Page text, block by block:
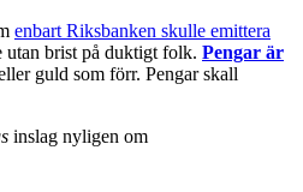
enbart Riksbanken skulle emittera
utan brist på duktigt folk. Pengar är
guld som förr. Pengar skall
inslag nyligen om